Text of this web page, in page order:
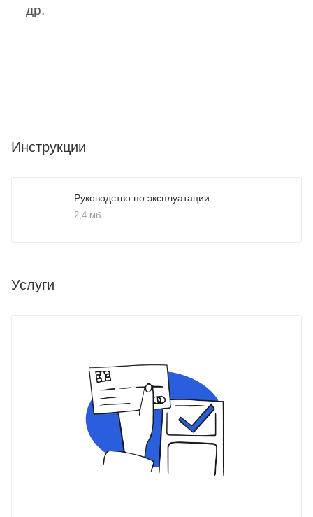
др.
Инструкции
Руководство по эксплуатации
2,4 мб
Услуги